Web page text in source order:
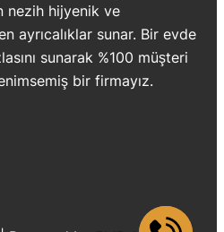
nezih hijyenik ve
ayrıcalıklar sunar. Bir evde
sunarak %100 müşteri
bir firmayız.